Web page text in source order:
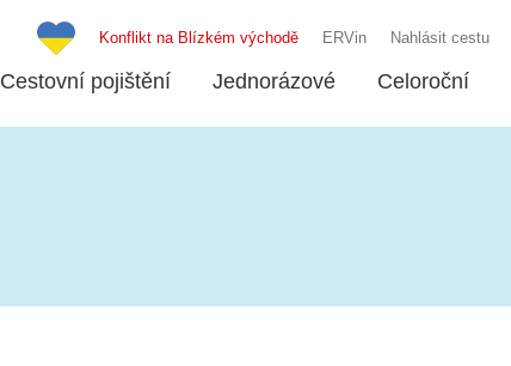
Konflikt na Blízkém východě ERVin Nahlásit cestu
Cestovní pojištění Jednorázové Celoroční